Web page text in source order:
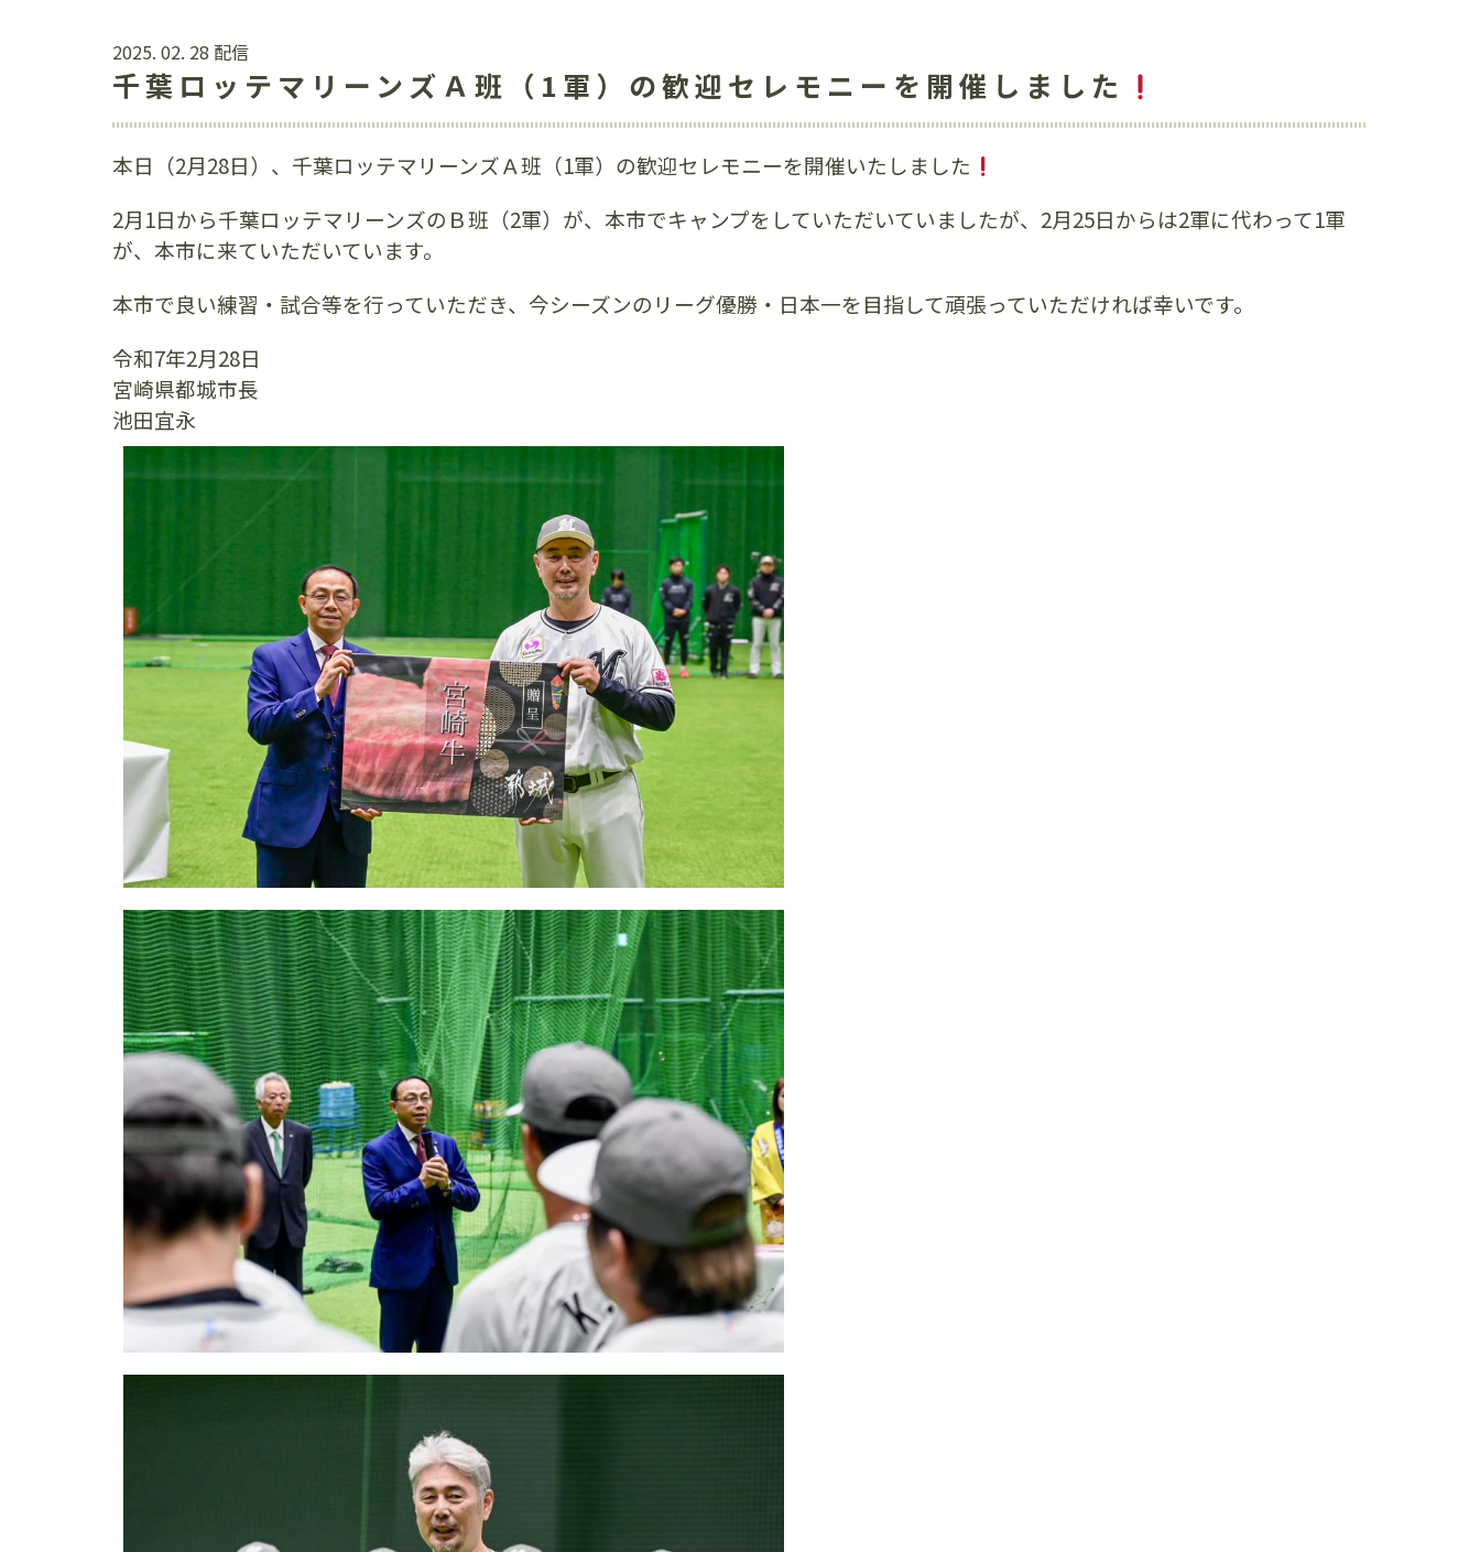
2025. 02. 28 配信
千葉ロッテマリーンズＡ班（1軍）の歓迎セレモニーを開催しました
本日（2月28日）、千葉ロッテマリーンズＡ班（1軍）の歓迎セレモニーを開催いたしました
2月1日から千葉ロッテマリーンズのＢ班（2軍）が、本市でキャンプをしていただいていましたが、2月25日からは2軍に代わって1軍
が、本市に来ていただいています。
本市で良い練習・試合等を行っていただき、今シーズンのリーグ優勝・日本一を目指して頑張っていただければ幸いです。
令和7年2月28日
宮崎県都城市長
池田宜永